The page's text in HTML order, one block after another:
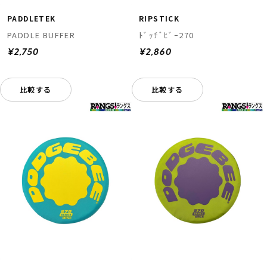
PADDLETEK
PADDLE BUFFER
¥2,750
比較する
RIPSTICK
ﾄﾞｯﾁﾞﾋﾞｰ270
¥2,860
比較する